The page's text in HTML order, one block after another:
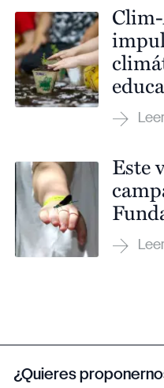
Este
¿Quieres